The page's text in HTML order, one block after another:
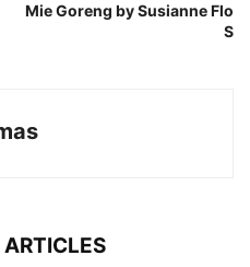
Mie Goreng by Susianne Flo
S